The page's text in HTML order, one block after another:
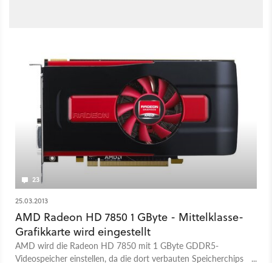
23
25.03.2013
AMD Radeon HD 7850 1 GByte - Mittelklasse-
Grafikkarte wird eingestellt
AMD wird die Radeon HD 7850 mit 1 GByte GDDR5-
Videospeicher einstellen, da die dort verbauten Speicherchips